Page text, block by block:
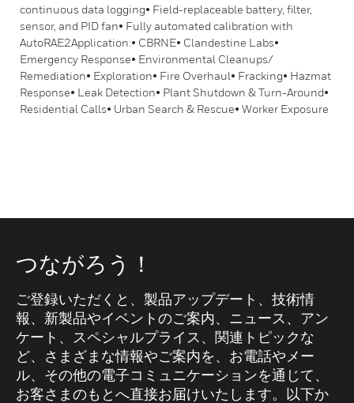
continuous data logging• Field-replaceable battery, filter,
sensor, and PID fan• Fully automated calibration with
AutoRAE2Application:• CBRNE• Clandestine Labs•
Emergency Response• Environmental Cleanups/
Remediation• Exploration• Fire Overhaul• Fracking• Hazmat
Response• Leak Detection• Plant Shutdown & Turn-Around•
Residential Calls• Urban Search & Rescue• Worker Exposure
つながろう！
ご登録いただくと、製品アップデート、技術情
報、新製品やイベントのご案内、ニュース、アン
ケート、スペシャルプライス、関連トピックな
ど、さまざまな情報やご案内を、お電話やメー
ル、その他の電子コミュニケーションを通じて、
お客さまのもとへ直接お届けいたします。以下か